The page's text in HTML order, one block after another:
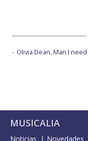
Olivia Dean, Man I need
MUSICALIA
Noticias Novedades